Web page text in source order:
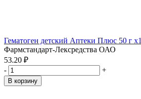
Гематоген детский Аптеки Плюс 50 г x1
Фармстандарт-Лексредства ОАО
53.20 ₽
-
+
В корзину